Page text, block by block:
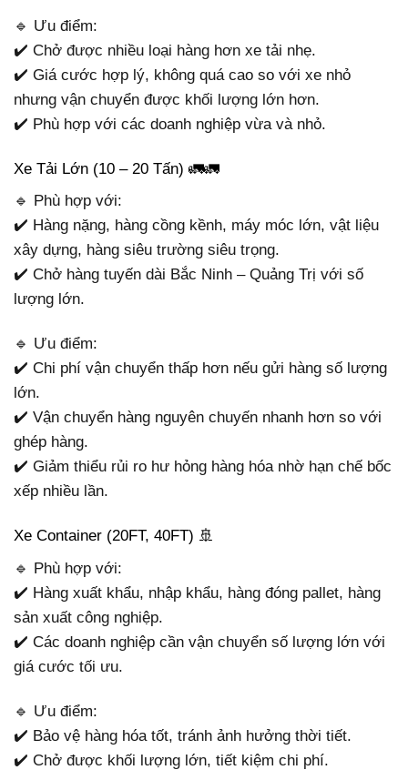
🔹 Ưu điểm:
✔️ Chở được nhiều loại hàng hơn xe tải nhẹ.
✔️ Giá cước hợp lý, không quá cao so với xe nhỏ
nhưng vận chuyển được khối lượng lớn hơn.
✔️ Phù hợp với các doanh nghiệp vừa và nhỏ.
Xe Tải Lớn (10 – 20 Tấn) 🚛🚛
🔹 Phù hợp với:
✔️ Hàng nặng, hàng cồng kềnh, máy móc lớn, vật liệu
xây dựng, hàng siêu trường siêu trọng.
✔️ Chở hàng tuyến dài Bắc Ninh – Quảng Trị với số
lượng lớn.
🔹 Ưu điểm:
✔️ Chi phí vận chuyển thấp hơn nếu gửi hàng số lượng
lớn.
✔️ Vận chuyển hàng nguyên chuyến nhanh hơn so với
ghép hàng.
✔️ Giảm thiểu rủi ro hư hỏng hàng hóa nhờ hạn chế bốc
xếp nhiều lần.
Xe Container (20FT, 40FT) 🚢
🔹 Phù hợp với:
✔️ Hàng xuất khẩu, nhập khẩu, hàng đóng pallet, hàng
sản xuất công nghiệp.
✔️ Các doanh nghiệp cần vận chuyển số lượng lớn với
giá cước tối ưu.
🔹 Ưu điểm:
✔️ Bảo vệ hàng hóa tốt, tránh ảnh hưởng thời tiết.
✔️ Chở được khối lượng lớn, tiết kiệm chi phí.